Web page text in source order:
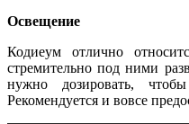
Освещение
Кодиеум отлично
стремительно под ними
нужно дозировать,
Рекомендуется и вовсе